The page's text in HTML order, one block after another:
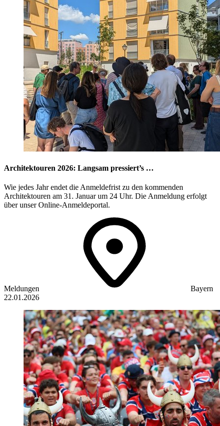
Architektouren 2026: Langsam pressiert’s …
Wie jedes Jahr endet die Anmeldefrist zu den kommenden
Architektouren am 31. Januar um 24 Uhr. Die Anmeldung erfolgt
über unser Online-Anmeldeportal.
Meldungen
Bayern
22.01.2026